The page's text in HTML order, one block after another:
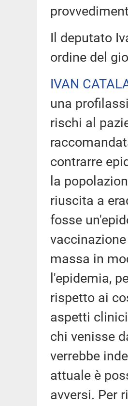
Il deputato
ordine del
IVAN
una
rischi al
contrarre
la
riuscita a
fosse
massa in
l'epidemia,
rispetto ai
aspetti
chi venisse
verrebbe
attuale è
avversi. Per